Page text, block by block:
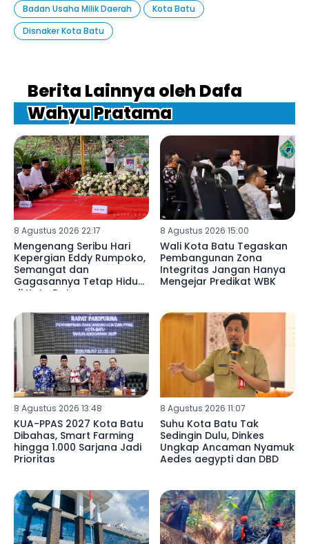
Badan Usaha Milik Daerah
Kota Batu
Disnaker Kota Batu
Berita Lainnya oleh Dafa
Wahyu Pratama
8 Agustus 2026 22:17
Mengenang Seribu Hari
Kepergian Eddy Rumpoko,
Semangat dan
Gagasannya Tetap Hidup
di Kota Batu
8 Agustus 2026 15:00
Wali Kota Batu Tegaskan
Pembangunan Zona
Integritas Jangan Hanya
Mengejar Predikat WBK
8 Agustus 2026 13:48
KUA-PPAS 2027 Kota Batu
Dibahas, Smart Farming
hingga 1.000 Sarjana Jadi
Prioritas
8 Agustus 2026 11:07
Suhu Kota Batu Tak
Sedingin Dulu, Dinkes
Ungkap Ancaman Nyamuk
Aedes aegypti dan DBD